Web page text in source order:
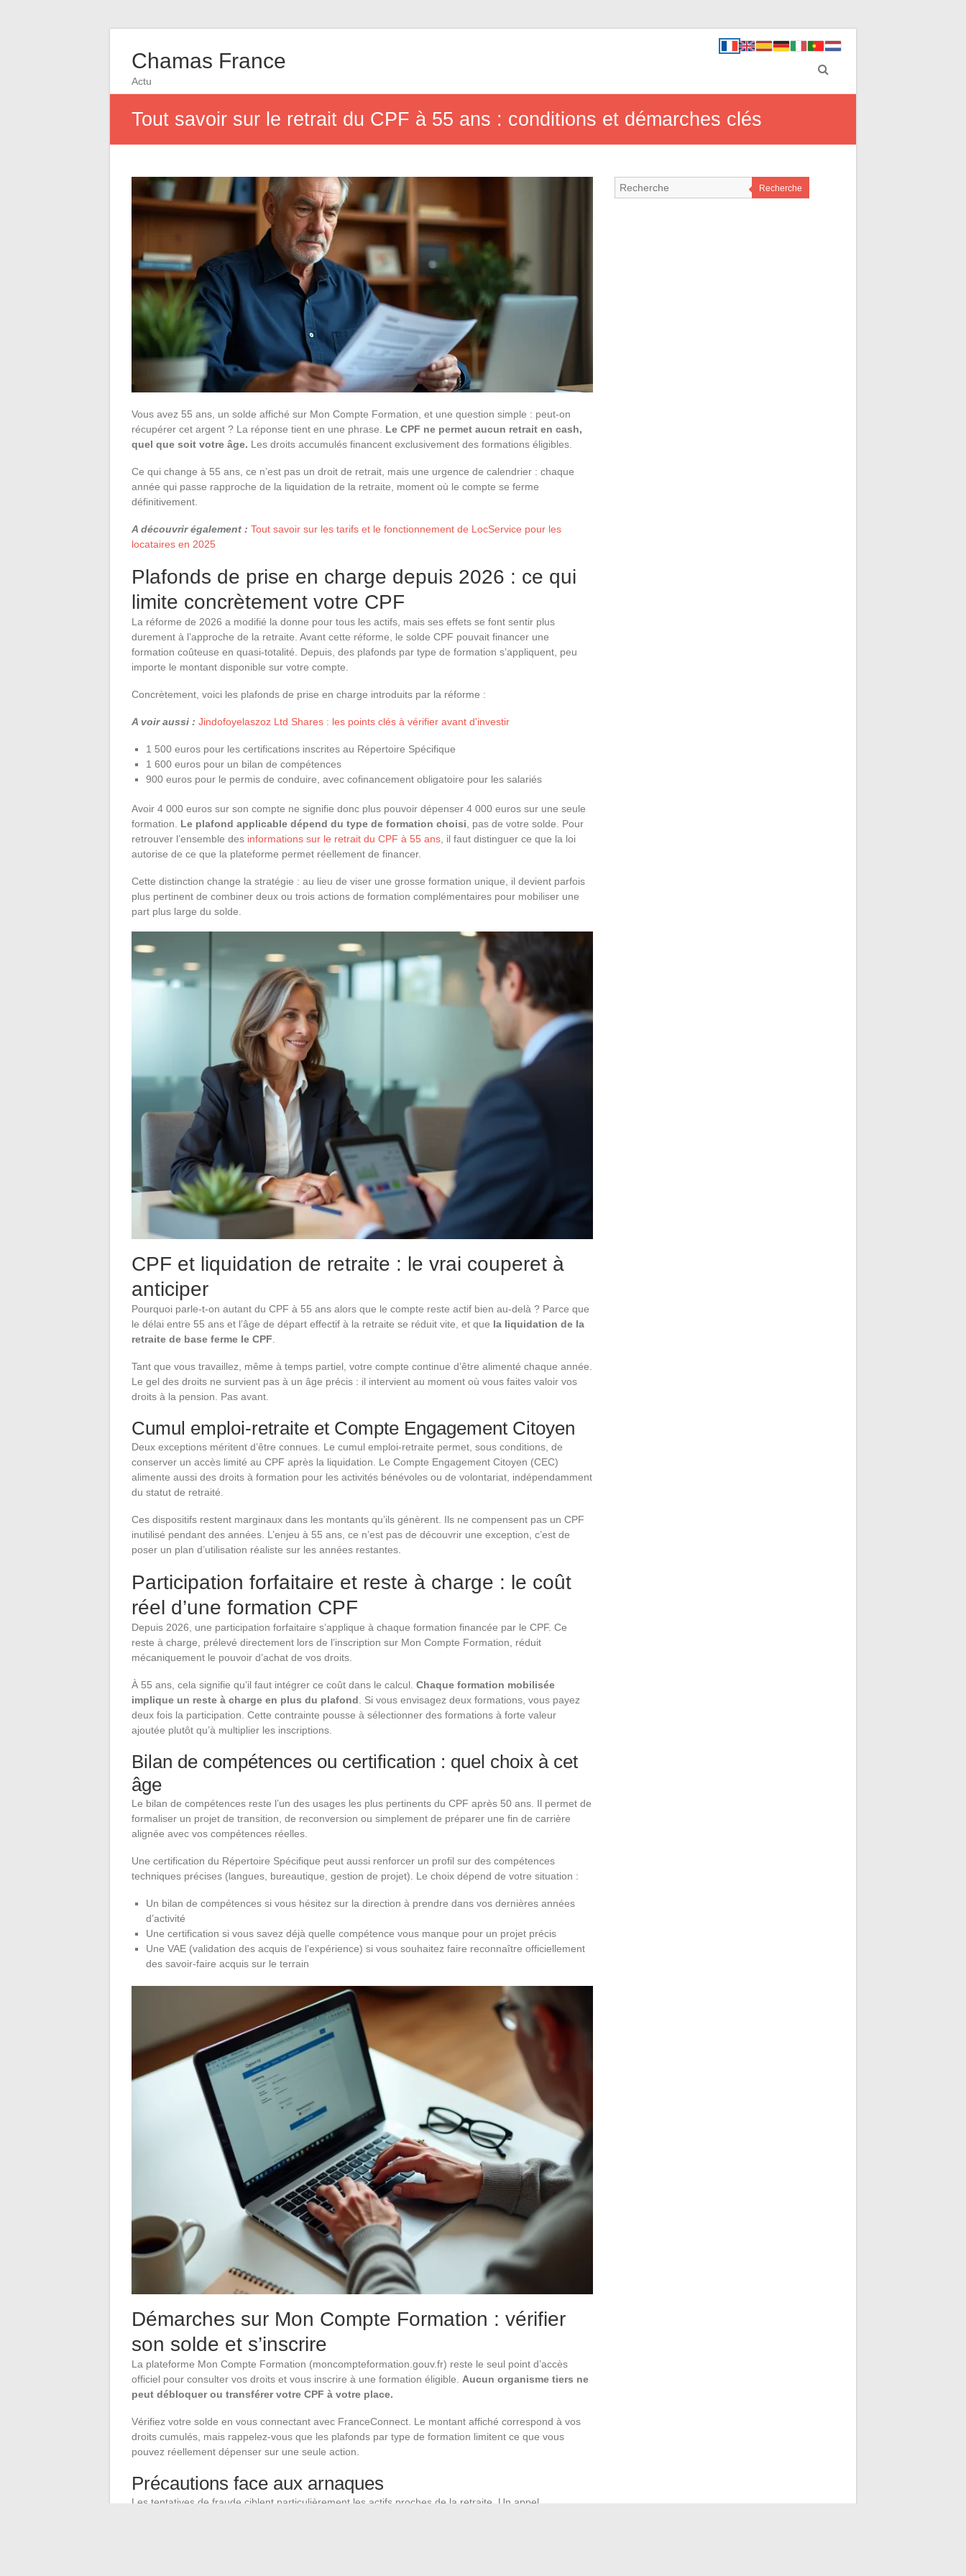
Chamas France
Actu
Tout savoir sur le retrait du CPF à 55 ans : conditions et démarches clés
Vous avez 55 ans, un solde affiché sur Mon Compte Formation, et une question simple : peut-on
récupérer cet argent ? La réponse tient en une phrase. Le CPF ne permet aucun retrait en cash,
quel que soit votre âge. Les droits accumulés financent exclusivement des formations éligibles.
Ce qui change à 55 ans, ce n’est pas un droit de retrait, mais une urgence de calendrier : chaque
année qui passe rapproche de la liquidation de la retraite, moment où le compte se ferme
définitivement.
A découvrir également : Tout savoir sur les tarifs et le fonctionnement de LocService pour les
locataires en 2025
Plafonds de prise en charge depuis 2026 : ce qui
limite concrètement votre CPF
La réforme de 2026 a modifié la donne pour tous les actifs, mais ses effets se font sentir plus
durement à l’approche de la retraite. Avant cette réforme, le solde CPF pouvait financer une
formation coûteuse en quasi-totalité. Depuis, des plafonds par type de formation s’appliquent, peu
importe le montant disponible sur votre compte.
Concrètement, voici les plafonds de prise en charge introduits par la réforme :
A voir aussi : Jindofoyelaszoz Ltd Shares : les points clés à vérifier avant d'investir
1 500 euros pour les certifications inscrites au Répertoire Spécifique
1 600 euros pour un bilan de compétences
900 euros pour le permis de conduire, avec cofinancement obligatoire pour les salariés
Avoir 4 000 euros sur son compte ne signifie donc plus pouvoir dépenser 4 000 euros sur une seule
formation. Le plafond applicable dépend du type de formation choisi , pas de votre solde. Pour
retrouver l’ensemble des informations sur le retrait du CPF à 55 ans , il faut distinguer ce que la loi
autorise de ce que la plateforme permet réellement de financer.
Cette distinction change la stratégie : au lieu de viser une grosse formation unique, il devient parfois
plus pertinent de combiner deux ou trois actions de formation complémentaires pour mobiliser une
part plus large du solde.
CPF et liquidation de retraite : le vrai couperet à
anticiper
Pourquoi parle-t-on autant du CPF à 55 ans alors que le compte reste actif bien au-delà ? Parce que
le délai entre 55 ans et l’âge de départ effectif à la retraite se réduit vite, et que la liquidation de la
retraite de base ferme le CPF.
Tant que vous travaillez, même à temps partiel, votre compte continue d’être alimenté chaque année.
Le gel des droits ne survient pas à un âge précis : il intervient au moment où vous faites valoir vos
droits à la pension. Pas avant.
Cumul emploi-retraite et Compte Engagement Citoyen
Deux exceptions méritent d’être connues. Le cumul emploi-retraite permet, sous conditions, de
conserver un accès limité au CPF après la liquidation. Le Compte Engagement Citoyen (CEC)
alimente aussi des droits à formation pour les activités bénévoles ou de volontariat, indépendamment
du statut de retraité.
Ces dispositifs restent marginaux dans les montants qu’ils génèrent. Ils ne compensent pas un CPF
inutilisé pendant des années. L’enjeu à 55 ans, ce n’est pas de découvrir une exception, c’est de
poser un plan d’utilisation réaliste sur les années restantes.
Participation forfaitaire et reste à charge : le coût
réel d’une formation CPF
Depuis 2026, une participation forfaitaire s’applique à chaque formation financée par le CPF. Ce
reste à charge, prélevé directement lors de l’inscription sur Mon Compte Formation, réduit
mécaniquement le pouvoir d’achat de vos droits.
À 55 ans, cela signifie qu’il faut intégrer ce coût dans le calcul. Chaque formation mobilisée
implique un reste à charge en plus du plafond. Si vous envisagez deux formations, vous payez
deux fois la participation. Cette contrainte pousse à sélectionner des formations à forte valeur
ajoutée plutôt qu’à multiplier les inscriptions.
Bilan de compétences ou certification : quel choix à cet
âge
Le bilan de compétences reste l’un des usages les plus pertinents du CPF après 50 ans. Il permet de
formaliser un projet de transition, de reconversion ou simplement de préparer une fin de carrière
alignée avec vos compétences réelles.
Une certification du Répertoire Spécifique peut aussi renforcer un profil sur des compétences
techniques précises (langues, bureautique, gestion de projet). Le choix dépend de votre situation :
Un bilan de compétences si vous hésitez sur la direction à prendre dans vos dernières années
d’activité
Une certification si vous savez déjà quelle compétence vous manque pour un projet précis
Une VAE (validation des acquis de l’expérience) si vous souhaitez faire reconnaître officiellement
des savoir-faire acquis sur le terrain
Démarches sur Mon Compte Formation : vérifier
son solde et s’inscrire
La plateforme Mon Compte Formation (moncompteformation.gouv.fr) reste le seul point d’accès
officiel pour consulter vos droits et vous inscrire à une formation éligible. Aucun organisme tiers ne
peut débloquer ou transférer votre CPF à votre place.
Vérifiez votre solde en vous connectant avec FranceConnect. Le montant affiché correspond à vos
droits cumulés, mais rappelez-vous que les plafonds par type de formation limitent ce que vous
pouvez réellement dépenser sur une seule action.
Précautions face aux arnaques
Les tentatives de fraude ciblent particulièrement les actifs proches de la retraite. Un appel
Recherche